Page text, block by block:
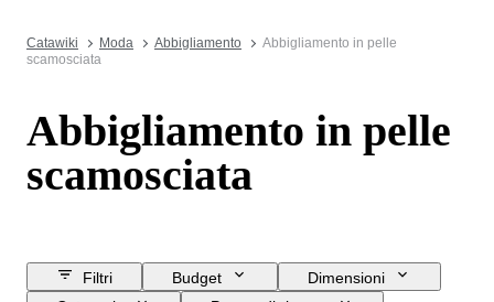
Catawiki Moda Abbigliamento
Abbigliamento in pelle
scamosciata
Abbigliamento in pelle
scamosciata
Filtri Budget
Dimensioni